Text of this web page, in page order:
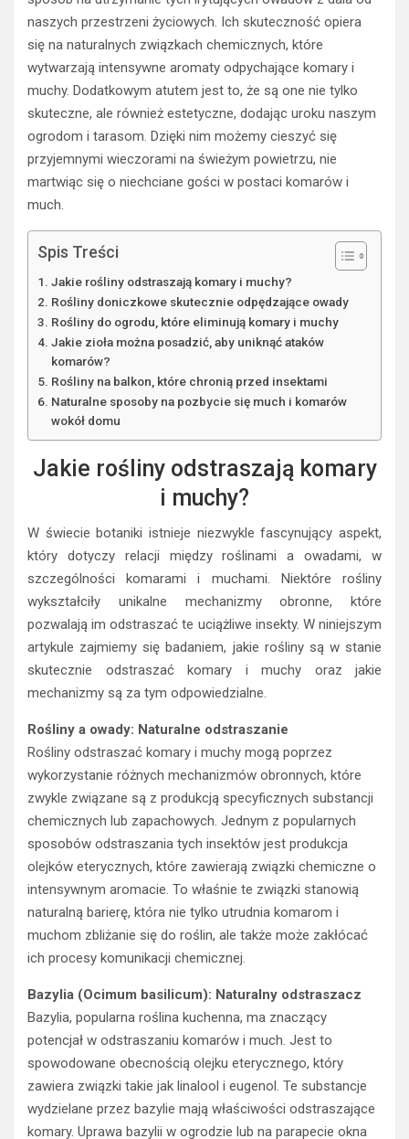
naszych przestrzeni życiowych. Ich skuteczność opiera
się na naturalnych związkach chemicznych, które
wytwarzają intensywne aromaty odpychające komary i
muchy. Dodatkowym atutem jest to, że są one nie tylko
skuteczne, ale również estetyczne, dodając uroku naszym
ogrodom i tarasom. Dzięki nim możemy cieszyć się
przyjemnymi wieczorami na świeżym powietrzu, nie
martwiąc się o niechciane gości w postaci komarów i
much.
Spis Treści
Jakie rośliny odstraszają komary i muchy?
Rośliny doniczkowe skutecznie odpędzające owady
Rośliny do ogrodu, które eliminują komary i muchy
Jakie zioła można posadzić, aby uniknąć ataków
komarów?
Rośliny na balkon, które chronią przed insektami
Naturalne sposoby na pozbycie się much i komarów
wokół domu
Jakie rośliny odstraszają komary
i muchy?
W świecie botaniki istnieje niezwykle fascynujący aspekt,
który dotyczy relacji między roślinami a owadami, w
szczególności komarami i muchami. Niektóre rośliny
wykształciły unikalne mechanizmy obronne, które
pozwalają im odstraszać te uciążliwe insekty. W niniejszym
artykule zajmiemy się badaniem, jakie rośliny są w stanie
skutecznie odstraszać komary i muchy oraz jakie
mechanizmy są za tym odpowiedzialne.
Rośliny a owady: Naturalne odstraszanie
Rośliny odstraszać komary i muchy mogą poprzez
wykorzystanie różnych mechanizmów obronnych, które
zwykle związane są z produkcją specyficznych substancji
chemicznych lub zapachowych. Jednym z popularnych
sposobów odstraszania tych insektów jest produkcja
olejków eterycznych, które zawierają związki chemiczne o
intensywnym aromacie. To właśnie te związki stanowią
naturalną barierę, która nie tylko utrudnia komarom i
muchom zbliżanie się do roślin, ale także może zakłócać
ich procesy komunikacji chemicznej.
Bazylia (Ocimum basilicum): Naturalny odstraszacz
Bazylia, popularna roślina kuchenna, ma znaczący
potencjał w odstraszaniu komarów i much. Jest to
spowodowane obecnością olejku eterycznego, który
zawiera związki takie jak linalool i eugenol. Te substancje
wydzielane przez bazylie mają właściwości odstraszające
komary. Uprawa bazylii w ogrodzie lub na parapecie okna